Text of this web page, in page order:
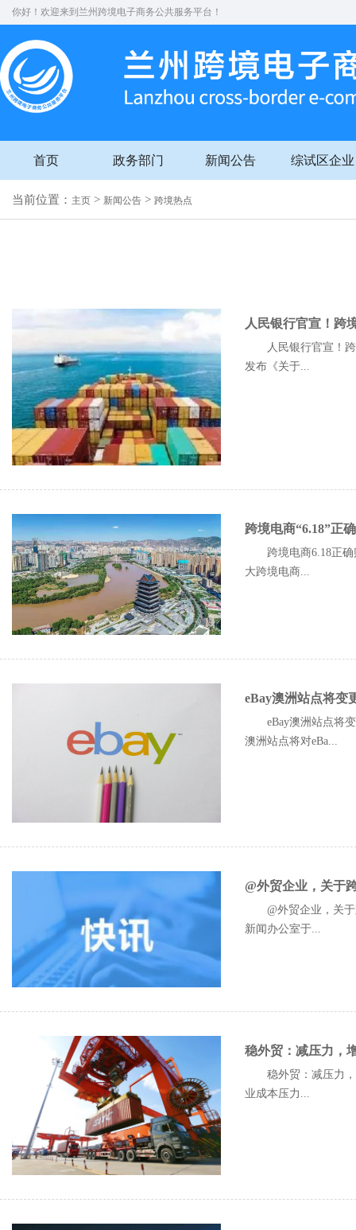
你好！欢迎来到兰州跨境电子商务公共服务平台！
首页 政务部门 新闻公告 综试区企业
当前位置： 主页 > 新闻公告 > 跨境热点
人民银行官宣！跨
人民银行官宣！
发布《关于...
跨境电商“6.18”正
跨境电商6.18正
大跨境电商...
eBay澳洲站点将变
eBay澳洲站点将
澳洲站点将对eBa...
@外贸企业，关于
@外贸企业，关
新闻办公室于...
稳外贸：减压力，
稳外贸：减压力
业成本压力...